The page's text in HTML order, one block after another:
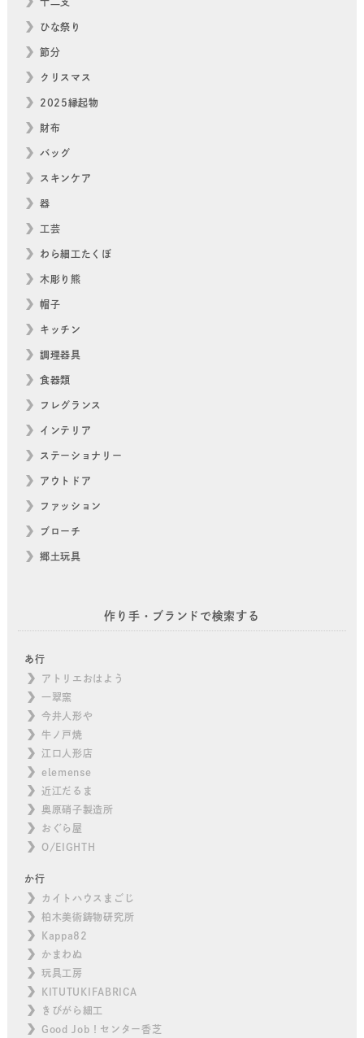
ひな祭り
節分
クリスマス
2025縁起物
財布
バッグ
スキンケア
器
工芸
わら細工たくぼ
木彫り熊
帽子
キッチン
調理器具
食器類
フレグランス
インテリア
ステーショナリー
アウトドア
ファッション
ブローチ
郷土玩具
作り手・ブランドで検索する
あ行
アトリエおはよう
一翠窯
今井人形や
牛ノ戸焼
江口人形店
elemense
近江だるま
奥原硝子製造所
おぐら屋
O/EIGHTH
か行
カイトハウスまごじ
柏木美術鋳物研究所
Kappa82
かまわぬ
玩具工房
KITUTUKIFABRICA
きびがら細工
Good Job！センター香芝